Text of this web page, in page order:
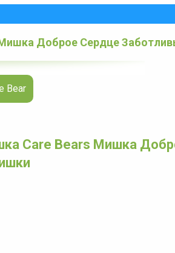
Мишка Доброе Сердце
Bear
Care Bears Мишка